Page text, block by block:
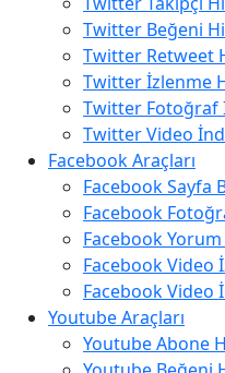
Twitter Beğeni
Twitter Retweet
Twitter İzlenme
Twitter Fotoğraf
Twitter Video
Facebook Araçları
Facebook Sayfa
Facebook
Facebook
Facebook Video
Facebook Video
Youtube Araçları
Youtube Abone